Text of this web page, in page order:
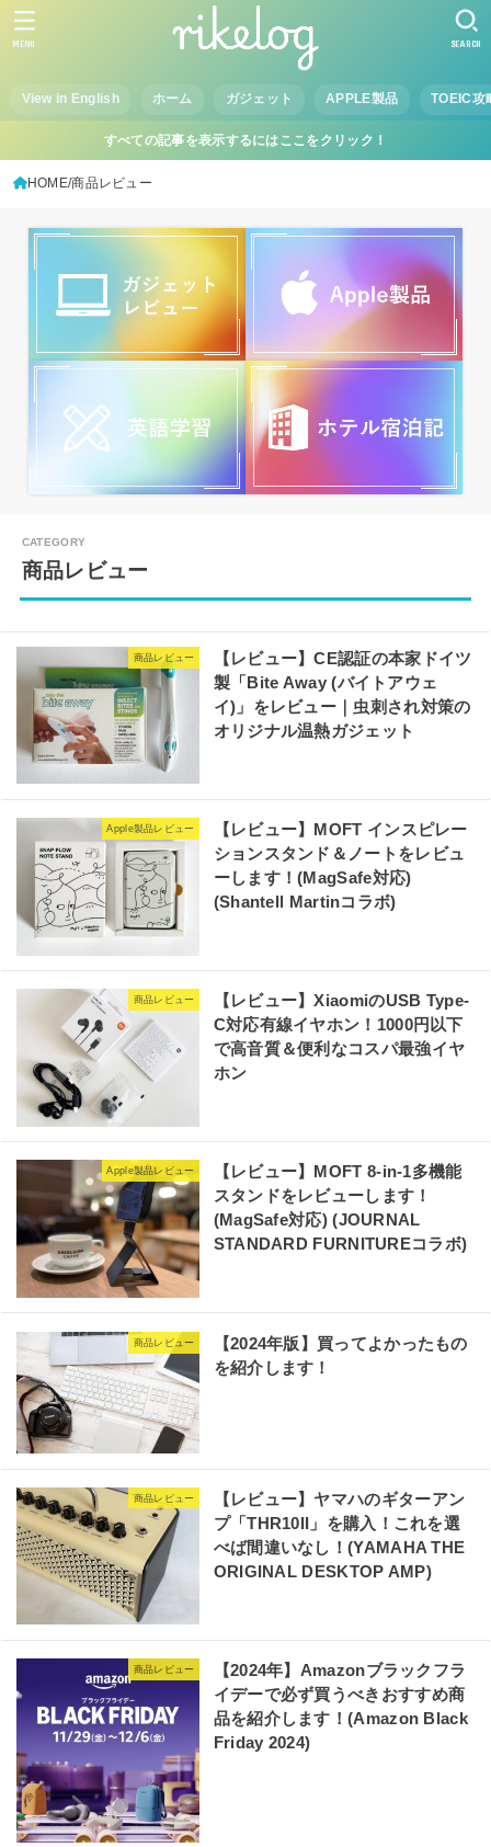
View in English ホーム ガジェット APPLE製品 TOEIC攻
SEARCH
MENU
すべての記事を表示するにはここをクリック！
HOME 商品レビュー
商品レビュー
商品レビュー
【レビュー】CE認証の本家ドイツ
製「Bite Away (バイトアウェ
イ)」をレビュー｜虫刺され対策の
オリジナル温熱ガジェット
Apple製品レビュー
【レビュー】MOFT インスピレー
ションスタンド＆ノートをレビュ
ーします！(MagSafe対応)
(Shantell Martinコラボ)
商品レビュー
【レビュー】XiaomiのUSB Type-
C対応有線イヤホン！1000円以下
で高音質＆便利なコスパ最強イヤ
ホン
Apple製品レビュー
【レビュー】MOFT 8-in-1多機能
スタンドをレビューします！
(MagSafe対応) (JOURNAL
STANDARD FURNITUREコラボ)
商品レビュー
【2024年版】買ってよかったもの
を紹介します！
商品レビュー
【レビュー】ヤマハのギターアン
プ「THR10II」を購入！これを選
べば間違いなし！(YAMAHA THE
ORIGINAL DESKTOP AMP)
商品レビュー
【2024年】Amazonブラックフラ
イデーで必ず買うべきおすすめ商
品を紹介します！(Amazon Black
Friday 2024)